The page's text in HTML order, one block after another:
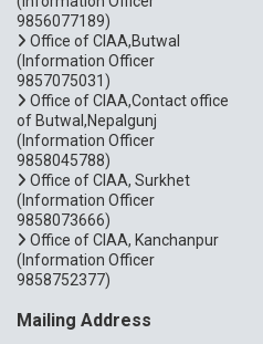
9856077189)
Office of CIAA,Butwal
(Information Officer
9857075031)
Office of CIAA,Contact office
of Butwal,Nepalgunj
(Information Officer
9858045788)
Office of CIAA, Surkhet
(Information Officer
9858073666)
Office of CIAA, Kanchanpur
(Information Officer
9858752377)
Mailing Address